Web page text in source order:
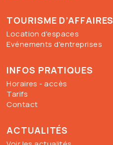
TOURISME D’AFFAIRES
Location d'espaces
Evénements d'entreprises
INFOS PRATIQUES
Horaires - accès
Tarifs
Contact
ACTUALITÉS